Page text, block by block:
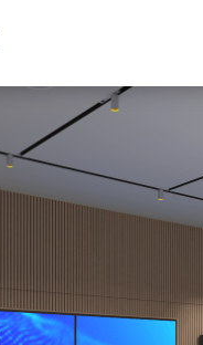
Kraatz GmbH